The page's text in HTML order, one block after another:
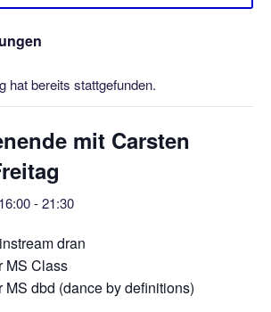
hat bereits stattgefunden.
mit Carsten
-21:30
dran
MS Class
MS dbd (dance by definitions)